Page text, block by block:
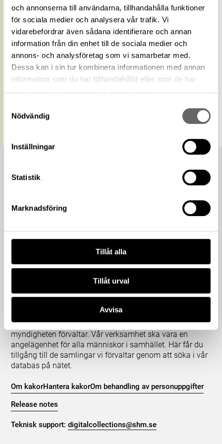
och annonserna till användarna, tillhandahålla funktioner
för sociala medier och analysera vår trafik. Vi
vidarebefordrar även sådana identifierare och annan
information från din enhet till de sociala medier och
annons- och analysföretag som vi samarbetar med.
Dessa kan i sin tur kombinera informationen med annan
information som du har tillhandahållit eller som de har
Nödvändig
Inställningar
Statistik
Marknadsföring
Tillåt alla
Tillåt urval
Avvisa
Relaterade
föremål
Visa 81 relaterade föremål
URI
https://samlingar.shm.se/geo/9F8A0064-
AAA5-4B28-AEEB-022D66E41D69
Kopiera URI
främja kunskapen om och intresset för Sveriges historia
och att bevara och utveckla det kulturarv som
myndigheten förvaltar. Vår verksamhet ska vara en
angelägenhet för alla människor i samhället. Här får du
tillgång till de samlingar vi förvaltar genom att söka i vår
databas på nätet.
Om kakorHantera kakorOm behandling av personuppgifter
Release notes
Teknisk support:digitalcollections@shm.se